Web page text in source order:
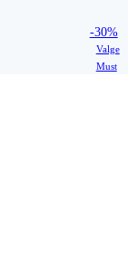
-30%
Valge
Must